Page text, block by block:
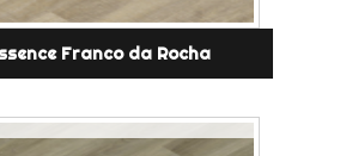
Franco da Rocha